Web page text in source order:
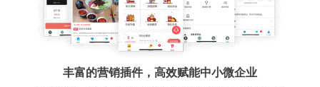
丰富的营销插件，高效赋能中小微企业